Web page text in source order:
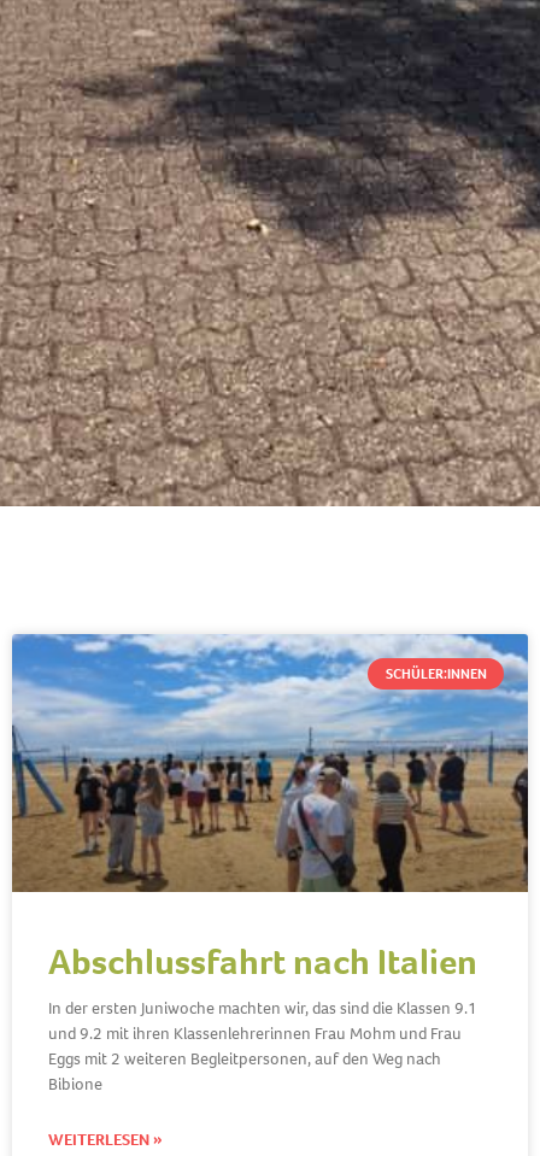
SCHÜLER:INNEN
Abschlussfahrt nach Italien
In der ersten Juniwoche machten wir, das sind die Klassen 9.1
und 9.2 mit ihren Klassenlehrerinnen Frau Mohm und Frau
Eggs mit 2 weiteren Begleitpersonen, auf den Weg nach
Bibione
WEITERLESEN »